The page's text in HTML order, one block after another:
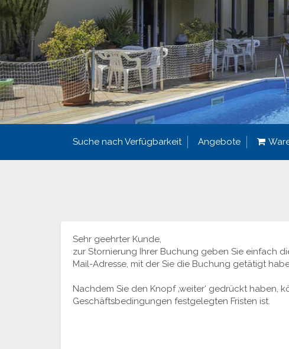
Suche nach Verfügbarkeit Angebote
Sehr geehrter Kunde,
zur Stornierung Ihrer Buchung geben Sie einfach
Mail-Adresse, mit der Sie die Buchung getätigt
Nachdem Sie den Knopf ‚weiter‘ gedrückt haben,
Geschäftsbedingungen festgelegten Fristen ist.